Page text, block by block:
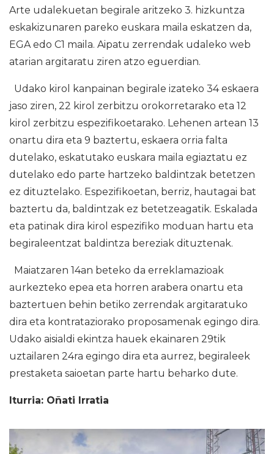
Arte udalekuetan begirale aritzeko 3. hizkuntza
eskakizunaren pareko euskara maila eskatzen da,
EGA edo C1 maila. Aipatu zerrendak udaleko web
atarian argitaratu ziren atzo eguerdian.
Udako kirol kanpainan begirale izateko 34 eskaera
jaso ziren, 22 kirol zerbitzu orokorretarako eta 12
kirol zerbitzu espezifikoetarako. Lehenen artean 13
onartu dira eta 9 baztertu, eskaera orria falta
dutelako, eskatutako euskara maila egiaztatu ez
dutelako edo parte hartzeko baldintzak betetzen
ez dituztelako. Espezifikoetan, berriz, hautagai bat
baztertu da, baldintzak ez betetzeagatik. Eskalada
eta patinak dira kirol espezifiko moduan hartu eta
begiraleentzat baldintza bereziak dituztenak.
Maiatzaren 14an beteko da erreklamazioak
aurkezteko epea eta horren arabera onartu eta
baztertuen behin betiko zerrendak argitaratuko
dira eta kontrataziorako proposamenak egingo dira.
Udako aisialdi ekintza hauek ekainaren 29tik
uztailaren 24ra egingo dira eta aurrez, begiraleek
prestaketa saioetan parte hartu beharko dute.
Iturria: Oñati Irratia